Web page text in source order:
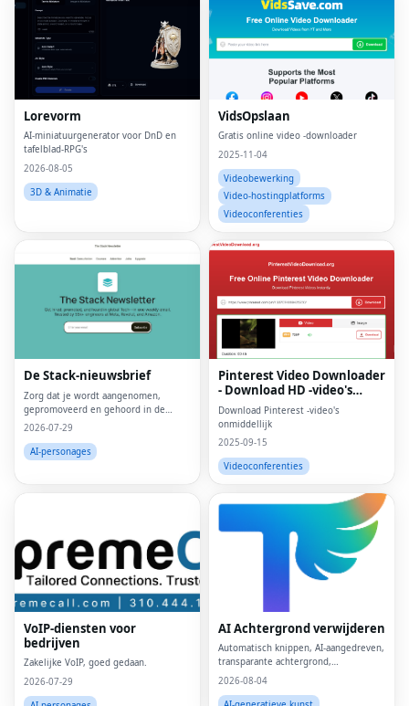
Lorevorm
AI-miniatuurgenerator voor DnD en
tafelblad-RPG's
2026-08-05
3D & Animatie
VidsOpslaan
Gratis online video -downloader
2025-11-04
Videobewerking
Video-hostingplatforms
Videoconferenties
De Stack-nieuwsbrief
Zorg dat je wordt aangenomen,
gepromoveerd en gehoord in de
wereldwijde technologiewereld, in
45k.
2026-07-29
AI-personages
Pinterest Video Downloader
- Download HD -video's
online
Download Pinterest -video's
onmiddellijk
2025-09-15
Videoconferenties
VoIP-diensten voor
bedrijven
Zakelijke VoIP, goed gedaan.
2026-07-29
AI Achtergrond verwijderen
Automatisch knippen, AI-aangedreven,
transparante achtergrond,
browsergebaseerd, gratis online
2026-08-04